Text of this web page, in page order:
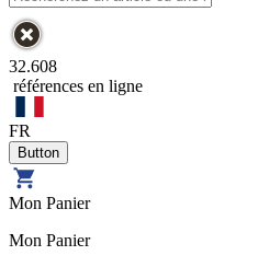
32.608
références en ligne
FR
Mon Panier
Mon Panier